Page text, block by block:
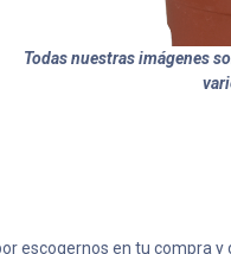
Todas nuestras imágenes
escogernos en tu compra